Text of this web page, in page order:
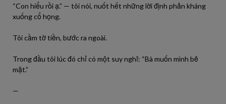
“Con hiểu rồi ạ.” — tôi nói, nuốt hết những lời định phản kháng
xuống cổ họng.
Tôi cầm tờ tiền, bước ra ngoài.
Trong đầu tôi lúc đó chỉ có một suy nghĩ: “Bà muốn mình bẽ
mặt.”
—